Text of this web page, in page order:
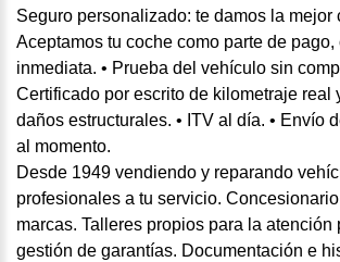
Seguro personalizado: te damos la mejor
Aceptamos tu coche como parte de pago,
inmediata. • Prueba del vehículo sin
Certificado por escrito de kilometraje real
daños estructurales. • ITV al día. • Envío
al momento.
Desde 1949 vendiendo y reparando
profesionales a tu servicio.
marcas. Talleres propios para la atención
gestión de garantías. Documentación e